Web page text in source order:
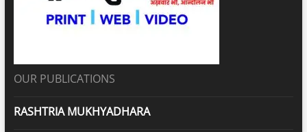
OUR PUBLICATIONS
RASHTRIA MUKHYADHARA